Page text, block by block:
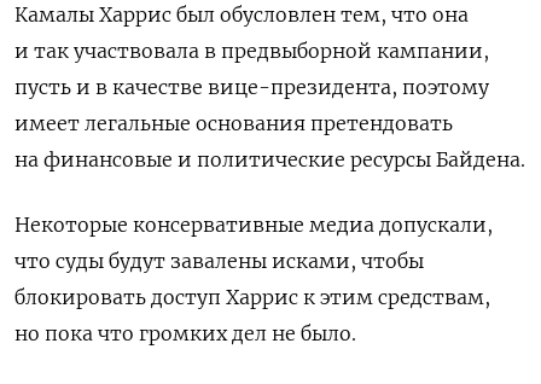
Камалы Харрис был обусловлен тем, что она
и так участвовала в предвыборной кампании,
пусть и в качестве вице-президента, поэтому
имеет легальные основания претендовать
на финансовые и политические ресурсы Байдена.
Некоторые консервативные медиа допускали,
что суды будут завалены исками, чтобы
блокировать доступ Харрис к этим средствам,
но пока что громких дел не было.